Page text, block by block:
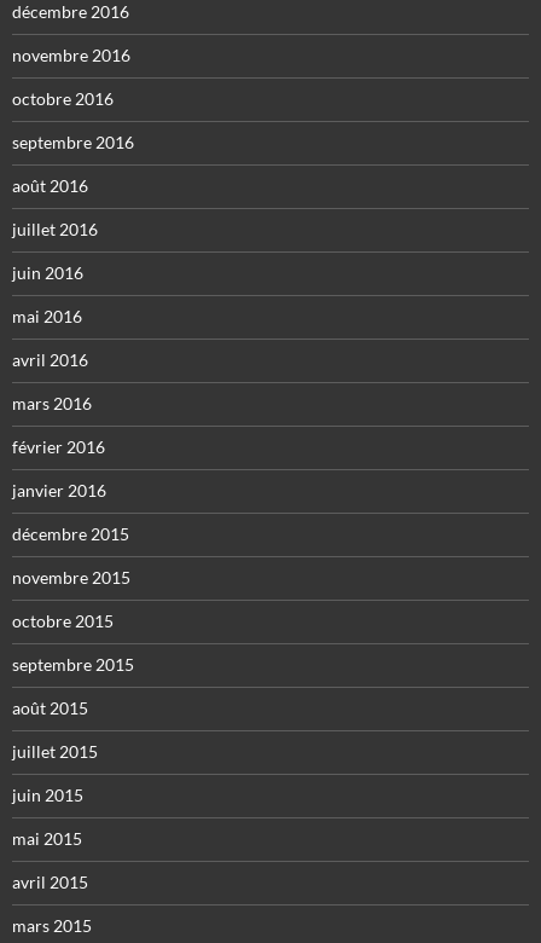
décembre 2016
novembre 2016
octobre 2016
septembre 2016
août 2016
juillet 2016
juin 2016
mai 2016
avril 2016
mars 2016
février 2016
janvier 2016
décembre 2015
novembre 2015
octobre 2015
septembre 2015
août 2015
juillet 2015
juin 2015
mai 2015
avril 2015
mars 2015